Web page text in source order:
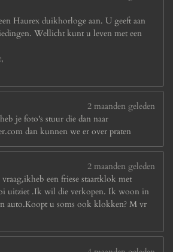
Haurex duikhorloge aan. U geeft aan
Wellicht kunt u leven met een
2 maanden geleden
je foto's stuur die dan naar
dan kunnen we er over praten
2 maanden geleden
een friese staartklok met
uitziet .Ik wil die verkopen. Ik woon in
auto.Koopt u soms ook klokken? M vr